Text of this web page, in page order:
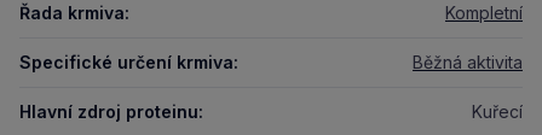
Řada krmiva: Kompletní
Specifické určení krmiva: Běžná aktivita
Hlavní zdroj proteinu: Kuřecí